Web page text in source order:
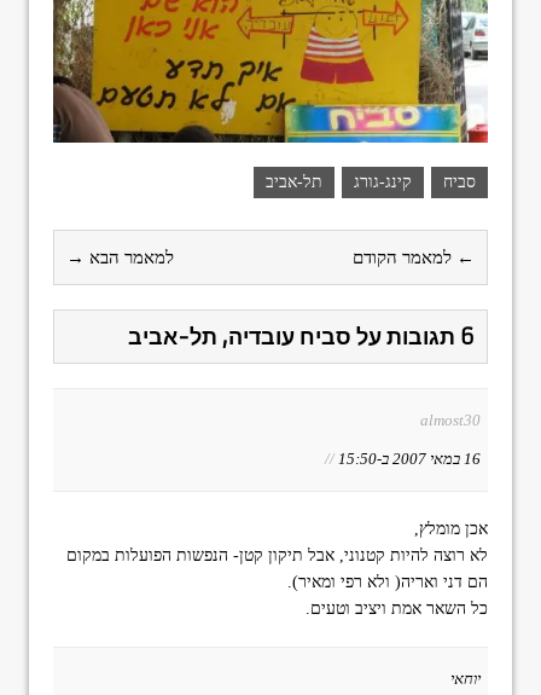
סביח קינג-גורג תל-אביב
← למאמר הקודם למאמר הבא →
6 תגובות על סביח עובדיה, תל-אביב
almost30
16 במאי 2007 ב-15:50 //
אכן מומלץ,
לא רוצה להיות קטנוני, אבל תיקון קטן- הנפשות הפועלות במקום
הם דני ואריה( ולא רפי ומאיר).
כל השאר אמת ויציב וטעים.
יוחאי